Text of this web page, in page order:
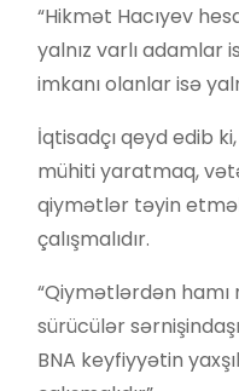
“Hikmət Hacıyev
yalnız varlı adamlar
imkanı olanlar isə
İqtisadçı qeyd edib
mühiti yaratmaq,
qiymətlər təyin
çalışmalıdır.
“Qiymətlərdən hamı
sürücülər
BNA keyfiyyətin